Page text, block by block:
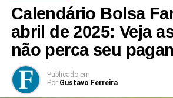
Calendário Bolsa
abril de 2025: Veja
não perca seu
Publicado em
Por Gustavo Ferreira